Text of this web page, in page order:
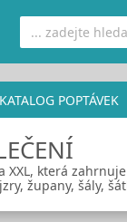
KATALOG POPTÁVEK
která
župany, šály,